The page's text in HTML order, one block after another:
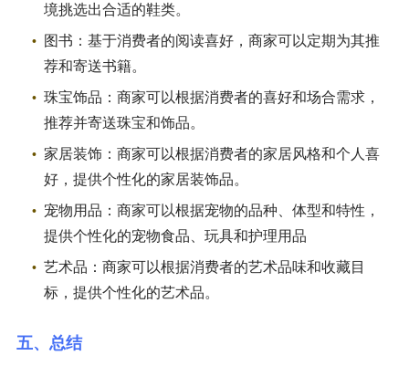
境挑选出合适的鞋类。
图书：基于消费者的阅读喜好，商家可以定期为其推
荐和寄送书籍。
珠宝饰品：商家可以根据消费者的喜好和场合需求，
推荐并寄送珠宝和饰品。
家居装饰：商家可以根据消费者的家居风格和个人喜
好，提供个性化的家居装饰品。
宠物用品：商家可以根据宠物的品种、体型和特性，
提供个性化的宠物食品、玩具和护理用品
艺术品：商家可以根据消费者的艺术品味和收藏目
标，提供个性化的艺术品。
五、总结